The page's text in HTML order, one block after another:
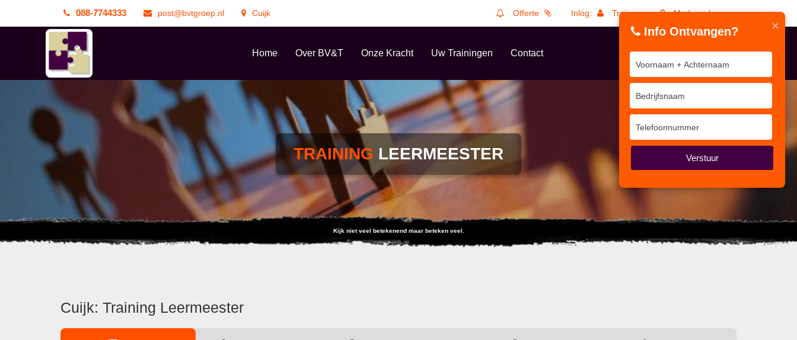
088-7744333 post@bvtgroep.nl Cuijk Offerte Inlog: Trainers Medewerkers
Home Over BV&T Onze Kracht Uw Trainingen Contact
TRAINING LEERMEESTER
Kijk niet veel betekenend maar beteken veel.
Cuijk: Training Leermeester
×
Info Ontvangen?
Verstuur